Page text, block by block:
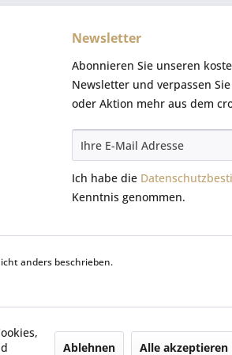
Newsletter
Abonnieren Sie unseren
Newsletter und verpassen
oder Aktion mehr aus dem
Ich habe die
Kenntnis genommen.
anders beschrieben.
Ablehnen Alle akzeptieren